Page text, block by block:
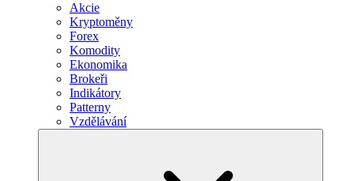
Akcie
Kryptoměny
Forex
Komodity
Ekonomika
Brokeři
Indikátory
Patterny
Vzdělávání